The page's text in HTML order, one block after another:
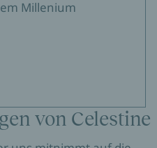
Millenium
von Celestine